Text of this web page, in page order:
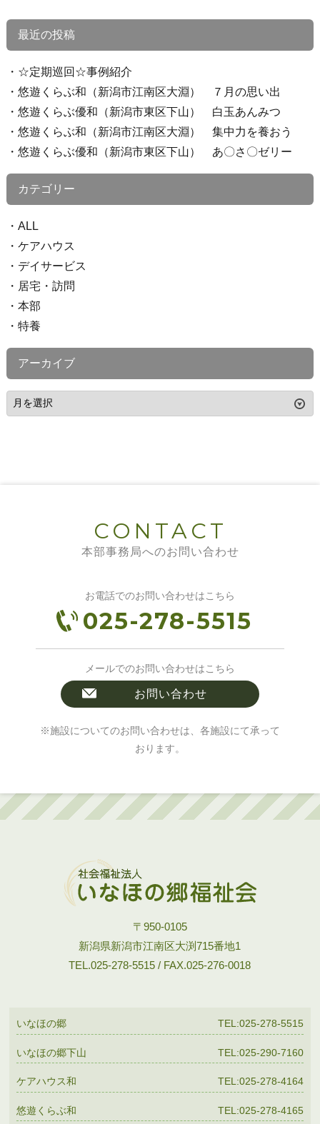
最近の投稿
☆定期巡回☆事例紹介
悠遊くらぶ和（新潟市江南区大淵） ７月の思い出
悠遊くらぶ優和（新潟市東区下山） 白玉あんみつ
悠遊くらぶ和（新潟市江南区大淵） 集中力を養おう
悠遊くらぶ優和（新潟市東区下山） あ〇さ〇ゼリー
カテゴリー
ALL
ケアハウス
デイサービス
居宅・訪問
本部
特養
アーカイブ
CONTACT
本部事務局へのお問い合わせ
お電話でのお問い合わせはこちら
025-278-5515
メールでのお問い合わせはこちら
お問い合わせ
※施設についてのお問い合わせは、各施設にて承って
おります。
〒950-0105
新潟県新潟市江南区大渕715番地1
TEL.025-278-5515 / FAX.025-276-0018
いなほの郷 TEL:025-278-5515
いなほの郷下山 TEL:025-290-7160
ケアハウス和 TEL:025-278-4164
悠遊くらぶ和 TEL:025-278-4165